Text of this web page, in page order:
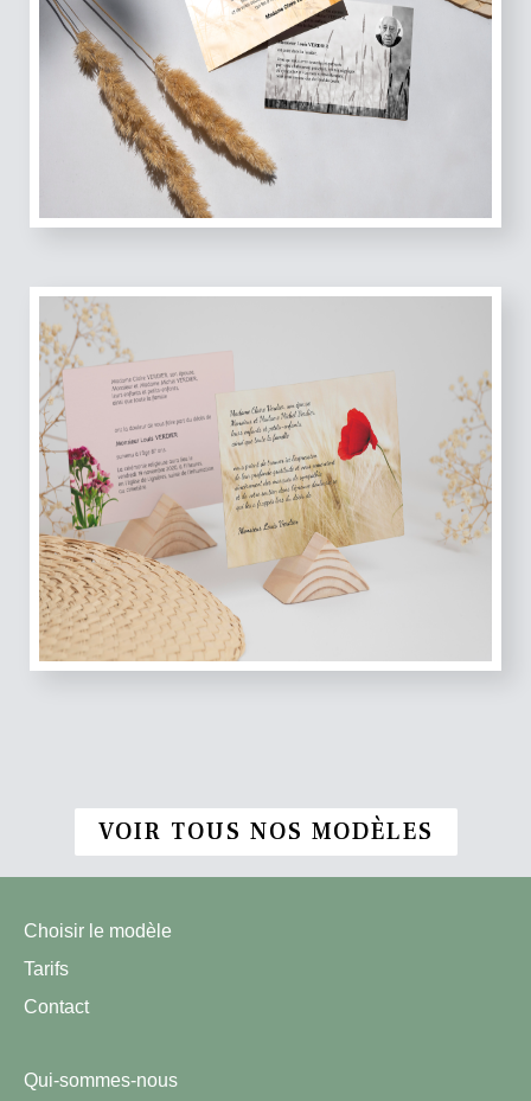
VOIR TOUS NOS MODÈLES
Choisir le modèle
Tarifs
Contact
Qui-sommes-nous